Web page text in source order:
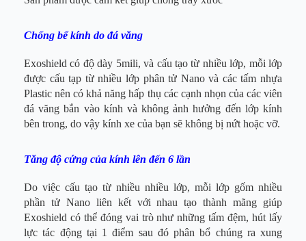
Chống bể kính do đá văng
Exoshield có độ dày 5mili, và cấu tạo từ nhiều lớp, mỗi lớp
được cấu tạp từ nhiều lớp phân tử Nano và các tấm nhựa
Plastic nên có khả năng hấp thụ các cạnh nhọn của các viên
đá văng bắn vào kính và không ảnh hưởng đến lớp kính
bên trong, do vậy kính xe của bạn sẽ không bị nứt hoặc vỡ.
Tăng độ cứng của kính lên đến 6 lần
Do việc cấu tạo từ nhiều nhiều lớp, mỗi lớp gốm nhiều
phần tử Nano liên kết với nhau tạo thành mãng giúp
Exoshield có thể đóng vai trò như những tấm đệm, hút lấy
lực tác động tại 1 điểm sau đó phân bổ chúng ra xung